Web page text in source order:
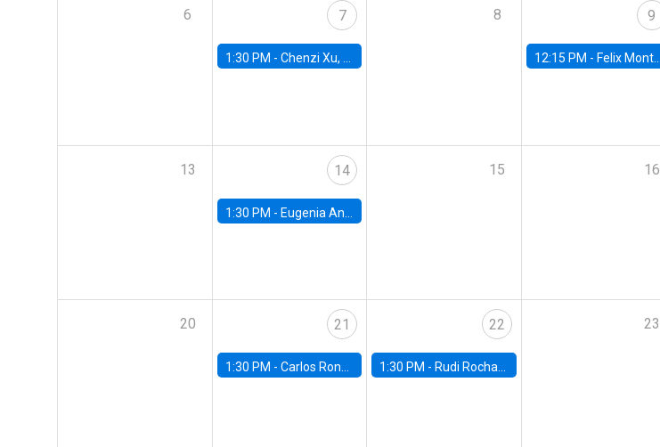
6 7
1:30 PM - Chenzi Xu, Stanford
8 9
12:15 PM - Felix Montag, Tuck School of Business, Dartmouth College
13 14
1:30 PM - Eugenia Andreasen, Universidad de Chile
15 16
20 21
1:30 PM - Carlos Rondón Moreno, Banco Central de Chile
22
1:30 PM - Rudi Rocha, FGV EAESP
23